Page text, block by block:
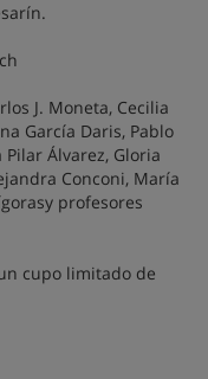
J. Moneta, Cecilia
García Daris, Pablo
Álvarez, Gloria
Conconi, María
profesores
cupo limitado de